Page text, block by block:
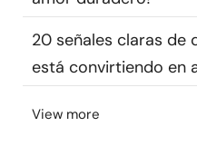
Sobre nosotros Contáctanos
nosotros
© Copyright 2026.
20 señales claras de
está convirtiendo en
View more